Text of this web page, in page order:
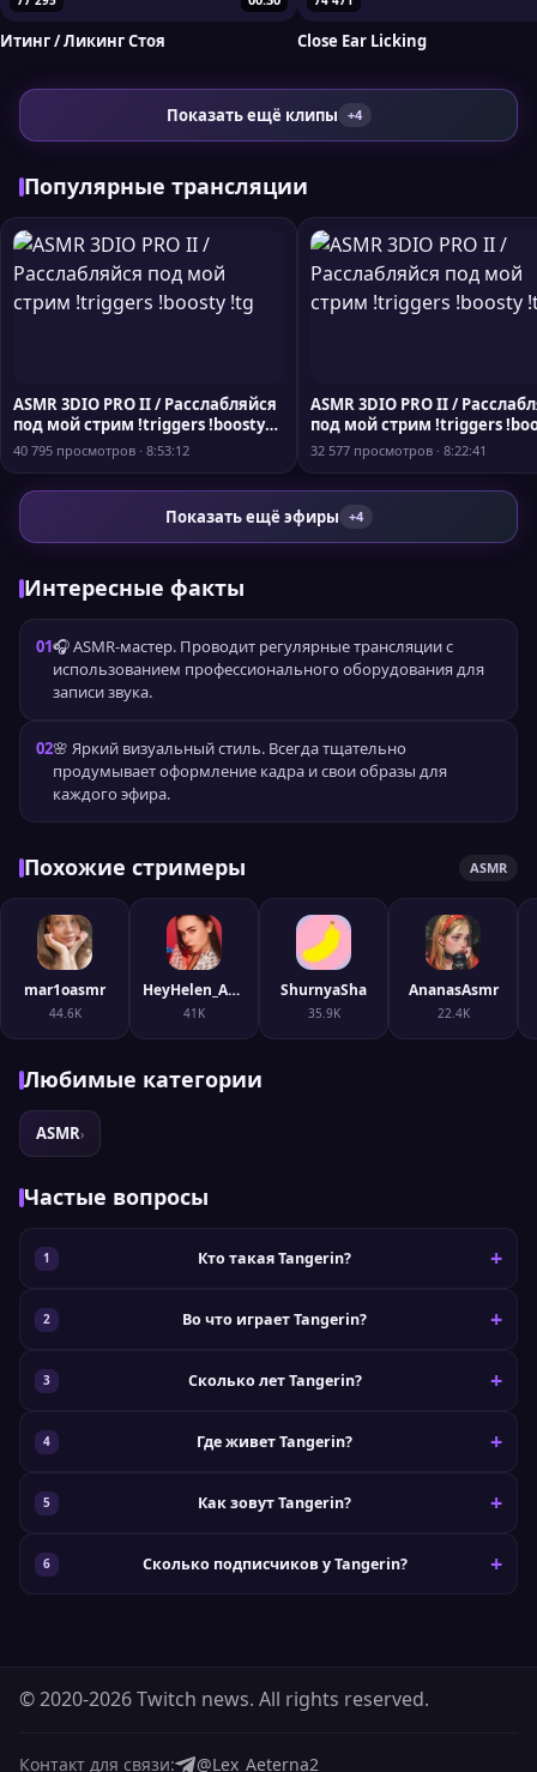
Итинг / Ликинг Стоя Close Ear Licking
Показать ещё клипы +4
Популярные трансляции
ASMR 3DIO PRO II / Расслабляйся
под мой стрим !triggers !boosty
!tg
40 795 просмотров · 8:53:12
ASMR 3DIO PRO II /
под мой стрим !triggers
!tg
32 577 просмотров · 8:22:41
Показать ещё эфиры +4
Интересные факты
01🎧 ASMR-мастер. Проводит регулярные трансляции с
использованием профессионального оборудования для
записи звука.
02🌸 Яркий визуальный стиль. Всегда тщательно
продумывает оформление кадра и свои образы для
каждого эфира.
Похожие стримеры ASMR
mar1oasmr
44.6K
HeyHelen_ASMR
41K
ShurnyaSha
35.9K
AnanasAsmr
22.4K
Любимые категории
ASMR›
Частые вопросы
Кто такая Tangerin?
Во что играет Tangerin?
Сколько лет Tangerin?
Где живет Tangerin?
Как зовут Tangerin?
Сколько подписчиков у Tangerin?
© 2020-2026 Twitch news. All rights reserved.
Контакт для связи: @Lex_Aeterna2